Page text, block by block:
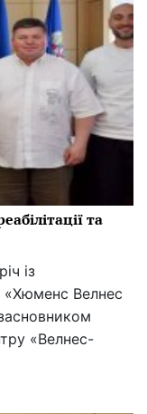
та
із
«Хюменс Велнес
«Велнес-